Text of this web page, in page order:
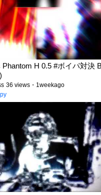
H 0.5 #ボイパ対決
36 views・1weekago